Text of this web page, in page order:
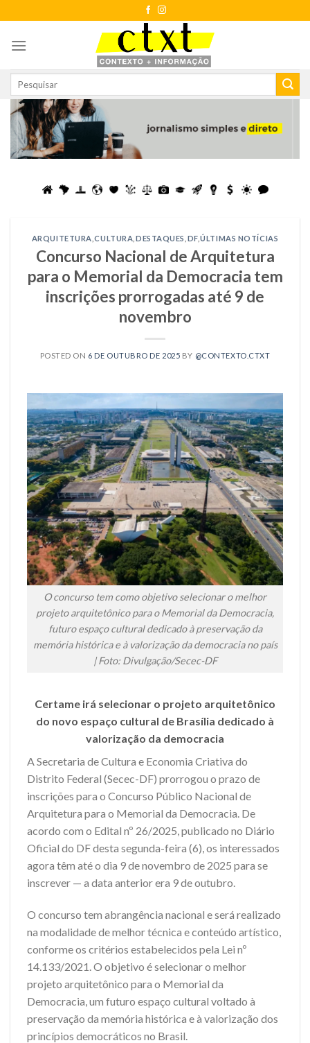
to
content
ARQUITETURA ,CULTURA DESTAQUES DF,ÚLTIMAS NOTÍCIAS
Concurso Nacional de Arquitetura
para o Memorial da Democracia tem
inscrições prorrogadas até 9 de
novembro
POSTED ON 6 DE OUTUBRO DE 2025 BY @CONTEXTO.CTXT
O concurso tem como objetivo selecionar o melhor
projeto arquitetônico para o Memorial da Democracia,
futuro espaço cultural dedicado à preservação da
memória histórica e à valorização da democracia no país
| Foto: Divulgação/Secec-DF
Certame irá selecionar o projeto arquitetônico
do novo espaço cultural de Brasília dedicado à
valorização da democracia
A Secretaria de Cultura e Economia Criativa do
Distrito Federal (Secec-DF) prorrogou o prazo de
inscrições para o Concurso Público Nacional de
Arquitetura para o Memorial da Democracia. De
acordo com o Edital nº 26/2025, publicado no Diário
Oficial do DF desta segunda-feira (6), os interessados
agora têm até o dia 9 de novembro de 2025 para se
inscrever — a data anterior era 9 de outubro.
O concurso tem abrangência nacional e será realizado
na modalidade de melhor técnica e conteúdo artístico,
conforme os critérios estabelecidos pela Lei nº
14.133/2021. O objetivo é selecionar o melhor
projeto arquitetônico para o Memorial da
Democracia, um futuro espaço cultural voltado à
preservação da memória histórica e à valorização dos
princípios democráticos no Brasil.